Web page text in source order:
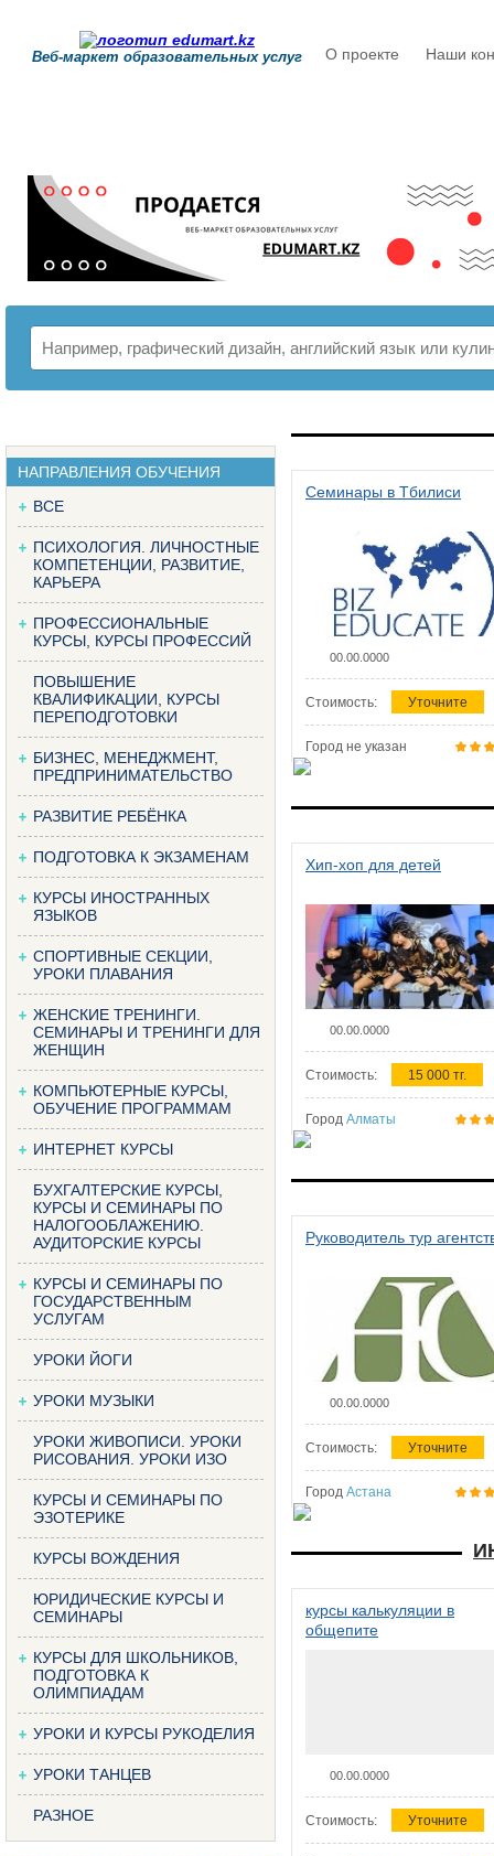
Веб-маркет образовательных услуг О проекте Наши
НАПРАВЛЕНИЯ ОБУЧЕНИЯ
ВСЕ
ПСИХОЛОГИЯ. ЛИЧНОСТНЫЕ
КОМПЕТЕНЦИИ, РАЗВИТИЕ,
КАРЬЕРА
ПРОФЕССИОНАЛЬНЫЕ
КУРСЫ, КУРСЫ ПРОФЕССИЙ
ПОВЫШЕНИЕ
КВАЛИФИКАЦИИ, КУРСЫ
ПЕРЕПОДГОТОВКИ
БИЗНЕС, МЕНЕДЖМЕНТ,
ПРЕДПРИНИМАТЕЛЬСТВО
РАЗВИТИЕ РЕБЁНКА
ПОДГОТОВКА К ЭКЗАМЕНАМ
КУРСЫ ИНОСТРАННЫХ
ЯЗЫКОВ
СПОРТИВНЫЕ СЕКЦИИ,
УРОКИ ПЛАВАНИЯ
ЖЕНСКИЕ ТРЕНИНГИ.
СЕМИНАРЫ И ТРЕНИНГИ ДЛЯ
ЖЕНЩИН
КОМПЬЮТЕРНЫЕ КУРСЫ,
ОБУЧЕНИЕ ПРОГРАММАМ
ИНТЕРНЕТ КУРСЫ
БУХГАЛТЕРСКИЕ КУРСЫ,
КУРСЫ И СЕМИНАРЫ ПО
НАЛОГООБЛАЖЕНИЮ.
АУДИТОРСКИЕ КУРСЫ
КУРСЫ И СЕМИНАРЫ ПО
ГОСУДАРСТВЕННЫМ
УСЛУГАМ
УРОКИ ЙОГИ
УРОКИ МУЗЫКИ
УРОКИ ЖИВОПИСИ. УРОКИ
РИСОВАНИЯ. УРОКИ ИЗО
КУРСЫ И СЕМИНАРЫ ПО
ЭЗОТЕРИКЕ
КУРСЫ ВОЖДЕНИЯ
ЮРИДИЧЕСКИЕ КУРСЫ И
СЕМИНАРЫ
КУРСЫ ДЛЯ ШКОЛЬНИКОВ,
ПОДГОТОВКА К
ОЛИМПИАДАМ
УРОКИ И КУРСЫ РУКОДЕЛИЯ
УРОКИ ТАНЦЕВ
РАЗНОЕ
Семинары в Тбилиси
00.00.0000
Стоимость: Уточните
Город не указан
Хип-хоп для детей
00.00.0000
Стоимость: 15 000 тг.
Город Алматы
Руководитель тур
00.00.0000
Стоимость: Уточните
Город Астана
курсы калькуляции в
общепите
00.00.0000
Стоимость: Уточните